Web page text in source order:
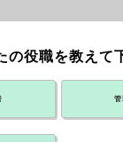
の研究チー
ンクをコピー X ポス
の役職を教えて
管